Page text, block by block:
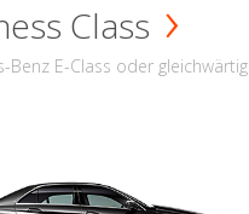
Class
Benz E-Class oder gleichwärtig